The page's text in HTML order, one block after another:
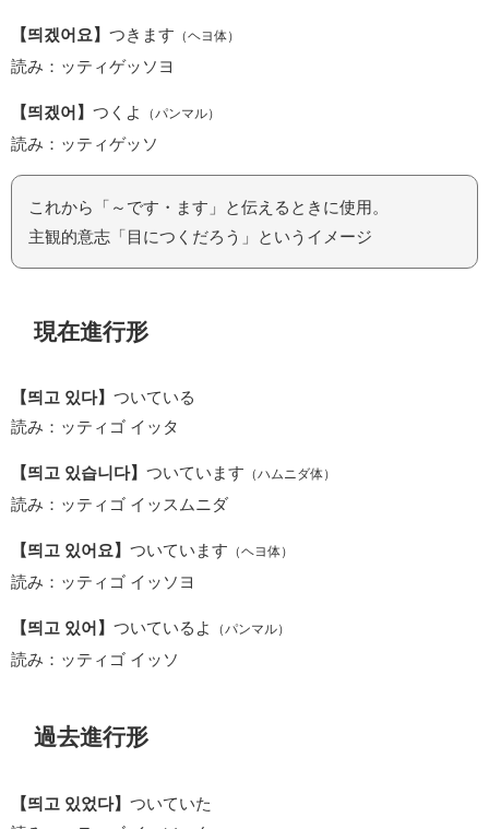
【띄겠어요】 つきます （ヘヨ体）
読み：ッティゲッソヨ
【띄겠어】 つくよ （パンマル）
読み：ッティゲッソ
これから「～です・ます」と伝えるときに使用。
主観的意志「目につくだろう」というイメージ
現在進行形
【띄고 있다】 ついている
読み：ッティゴ イッタ
【띄고 있습니다】 ついています （ハムニダ体）
読み：ッティゴ イッスムニダ
【띄고 있어요】 ついています （ヘヨ体）
読み：ッティゴ イッソヨ
【띄고 있어】 ついているよ （パンマル）
読み：ッティゴ イッソ
過去進行形
【띄고 있었다】 ついていた